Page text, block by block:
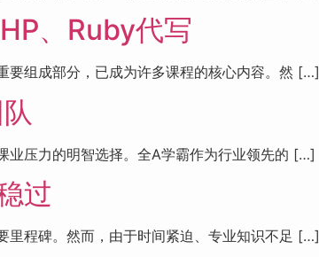
、Ruby代写
要组成部分，已成为许多课程的核心内容。然 […]
业压力的明智选择。全A学霸作为行业领先的 […]
过
里程碑。然而，由于时间紧迫、专业知识不足 […]